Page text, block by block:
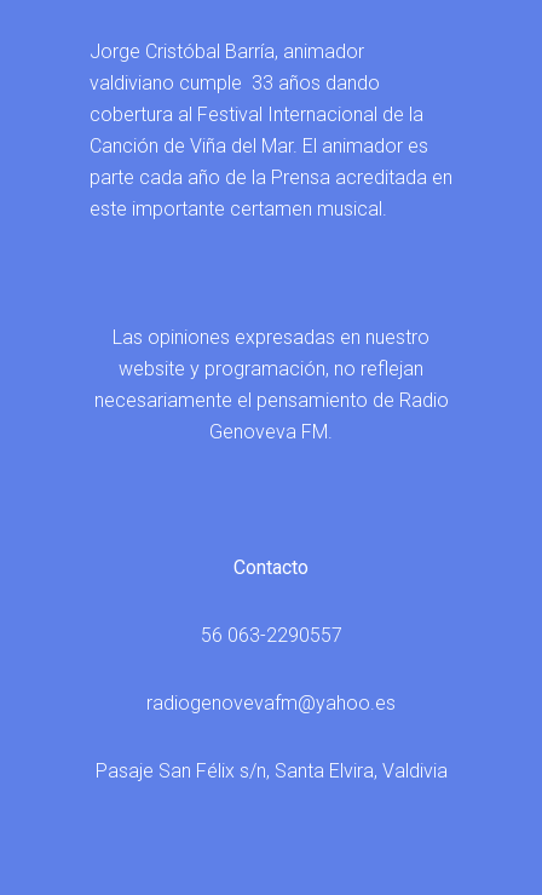
Jorge Cristóbal Barría, animador
valdiviano cumple 33 años dando
cobertura al Festival Internacional de la
Canción de Viña del Mar. El animador es
parte cada año de la Prensa acreditada en
este importante certamen musical.
Las opiniones expresadas en nuestro
website y programación, no reflejan
necesariamente el pensamiento de Radio
Genoveva FM.
Contacto
56 063-2290557
radiogenovevafm@yahoo.es
Pasaje San Félix s/n, Santa Elvira, Valdivia